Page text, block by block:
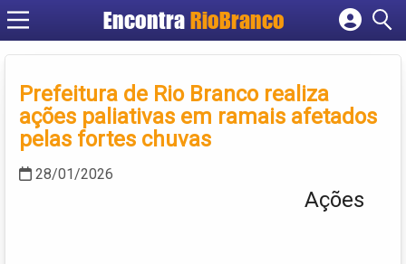
Encontra RioBranco
Cadastrar empresa
Criar conta
Prefeitura de Rio Branco realiza
ações paliativas em ramais afetados
pelas fortes chuvas
28/01/2026
Ações